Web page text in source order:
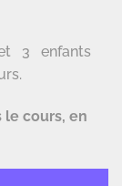
3 enfants
le cours, en